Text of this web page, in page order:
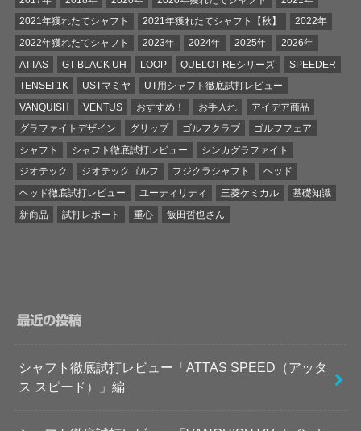
2021年獲れたてシャフト
2021年獲れたてシャフト【秋】
2022年
2022年獲れたてシャフト
2023年 2024年 2025年
2026年
ATTAS
GT BLACK UH LOOP QUELOT REシリーズ
SPEEDER
TENSEI 1K
USTマミヤ
UT用シャフト徹底試打レビュー
VANQUISH
VENTUS おすすめ！ お手入れ
アイデア商品
グラファイトデザイン
グリップ ゴルフクラブ
ゴルフフェア
シャフト
シャフト徹底試打レビュー
シンカグラファイト
ジオテック
ジオテックゴルフ フジクラシャフト
ヘッド
ヘッド徹底試打レビュー
ユーティリティ 三菱ケミカル
基礎知識
新商品
試打レポート 重心 飯田哲也さん
最近の投稿
シャフト徹底試打レビュー「ATTAS SPEED（アッタ
ス スピード）」編